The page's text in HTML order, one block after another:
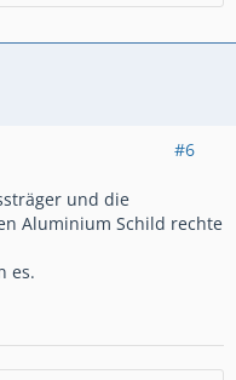
#6
und die
Aluminium Schild rechte
es.